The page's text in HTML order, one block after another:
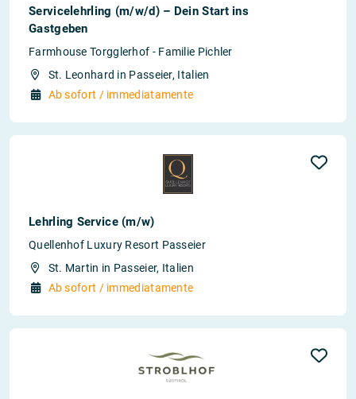
Servicelehrling (m/w/d) – Dein Start ins
Gastgeben
Farmhouse Torgglerhof - Familie Pichler
St. Leonhard in Passeier, Italien
Ab sofort / immediatamente
Lehrling Service (m/w)
Quellenhof Luxury Resort Passeier
St. Martin in Passeier, Italien
Ab sofort / immediatamente